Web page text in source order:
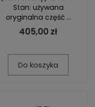
Stan: używana
oryginalna część ...
405,00 zł
Do koszyka